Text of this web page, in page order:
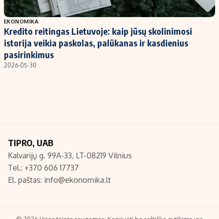
Populiarios temos
Investavimas
Akcijų rinka
Saulės elektrinės
Titulinis
Nedarbo išmokos skaičiuoklė
Redakcija
Apie mus
Redakcijos politika
EKONOMIKA
Kredito reitingas Lietuvoje: kaip jūsų skolinimosi
istorija veikia paskolas, palūkanas ir kasdienius
pasirinkimus
2026-05-30
TIPRO, UAB
Kalvarijų g. 99A-33, LT-08219 Vilnius
Tel.: +370 606 17737
El. paštas: info@ekonomika.lt